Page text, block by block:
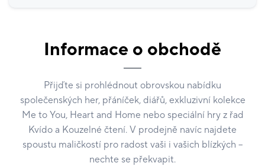
Informace o obchodě
Přijďte si prohlédnout obrovskou nabídku
společenských her, přáníček, diářů, exkluzivní kolekce
Me to You, Heart and Home nebo speciální hry z řad
Kvído a Kouzelné čtení. V prodejně navíc najdete
spoustu maličkostí pro radost vaši i vašich blízkých –
nechte se překvapit.